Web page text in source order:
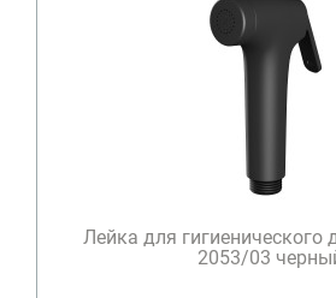
Лейка для гигиенического
2053/03